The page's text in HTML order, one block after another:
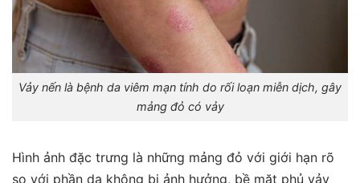
Vảy nến là bệnh da viêm mạn tính do rối loạn miễn dịch, gây
mảng đỏ có vảy
Hình ảnh đặc trưng là những mảng đỏ với giới hạn rõ
so với phần da không bị ảnh hưởng, bề mặt phủ vảy